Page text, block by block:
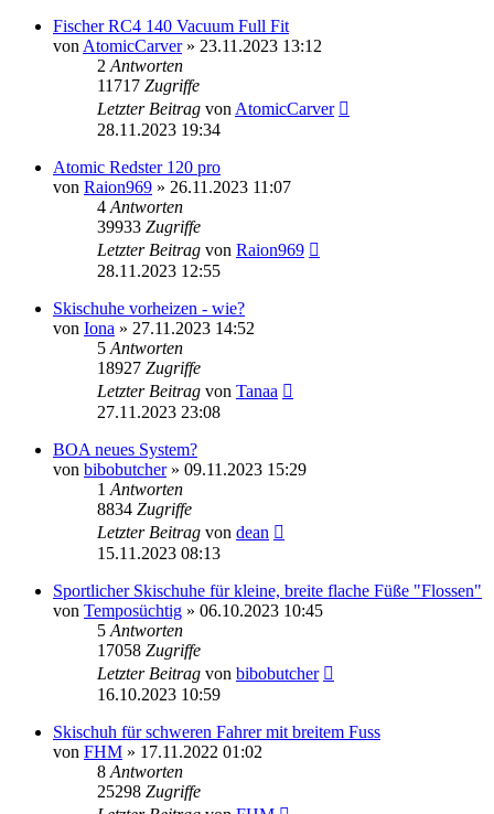
Fischer RC4 140 Vacuum Full Fit
von AtomicCarver» 23.11.2023 13:12
2 Antworten
11717 Zugriffe
Letzter Beitrag von AtomicCarver
28.11.2023 19:34
Atomic Redster 120 pro
von Raion969 » 26.11.2023 11:07
4 Antworten
39933 Zugriffe
Letzter Beitrag von Raion969
28.11.2023 12:55
Skischuhe vorheizen - wie?
von Iona » 27.11.2023 14:52
5 Antworten
18927 Zugriffe
Letzter Beitrag von Tanaa
27.11.2023 23:08
BOA neues System?
von bibobutcher» 09.11.2023 15:29
1 Antworten
8834 Zugriffe
Letzter Beitrag von dean
15.11.2023 08:13
Sportlicher Skischuhe für kleine, breite flache Füße "Flossen"
von Temposüchtig » 06.10.2023 10:45
5 Antworten
17058 Zugriffe
Letzter Beitrag von bibobutcher
16.10.2023 10:59
Skischuh für schweren Fahrer mit breitem Fuss
von FHM » 17.11.2022 01:02
8 Antworten
25298 Zugriffe